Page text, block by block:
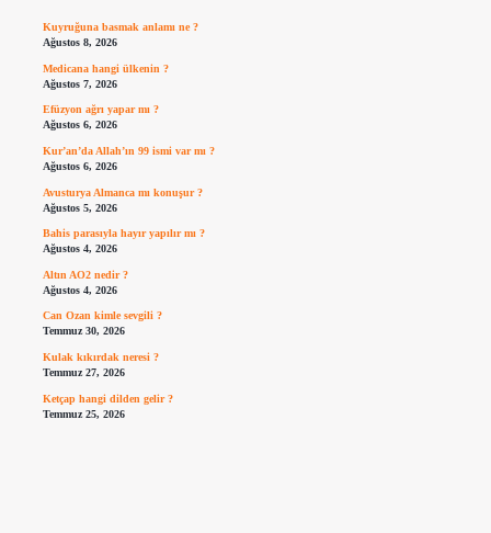
Kuyruğuna basmak anlamı ne ?
Ağustos 8, 2026
Medicana hangi ülkenin ?
Ağustos 7, 2026
Efüzyon ağrı yapar mı ?
Ağustos 6, 2026
Kur’an’da Allah’ın 99 ismi var mı ?
Ağustos 6, 2026
Avusturya Almanca mı konuşur ?
Ağustos 5, 2026
Bahis parasıyla hayır yapılır mı ?
Ağustos 4, 2026
Altın AO2 nedir ?
Ağustos 4, 2026
Can Ozan kimle sevgili ?
Temmuz 30, 2026
Kulak kıkırdak neresi ?
Temmuz 27, 2026
Ketçap hangi dilden gelir ?
Temmuz 25, 2026